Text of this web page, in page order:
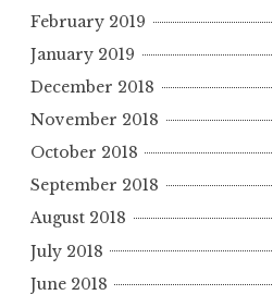
February 2019
January 2019
December 2018
November 2018
October 2018
September 2018
August 2018
July 2018
June 2018